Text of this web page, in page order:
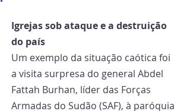
Igrejas sob ataque e a destruição
do país
Um exemplo da situação caótica foi
a visita surpresa do general Abdel
Fattah Burhan, líder das Forças
Armadas do Sudão (SAF), à paróquia